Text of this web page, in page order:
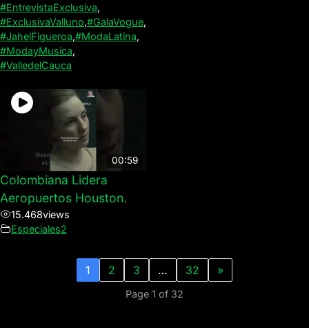
#EntrevistaExclusiva,
#ExclusivaValluno,#GalaVogue,
#JahelFigueroa,#ModaLatina,
#ModayMusica,
#ValledelCauca
00:59
Colombiana Lidera
Aeropuertos Houston.
15.468views
Especiales2
1 2 3 … 32 »
Page 1 of 32